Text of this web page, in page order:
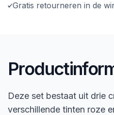
Gratis retourneren in de
Deze set bestaat uit drie
verschillende tinten roze